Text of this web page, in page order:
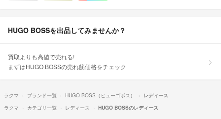
HUGO BOSSを出品してみませんか？
買取よりも高値で売れる!
まずはHUGO BOSSの売れ筋価格をチェック
ラクマ ブランド一覧 HUGO BOSS（ヒューゴボス）
レディース
ラクマ
カテゴリ一覧 レディース HUGO BOSSのレディース